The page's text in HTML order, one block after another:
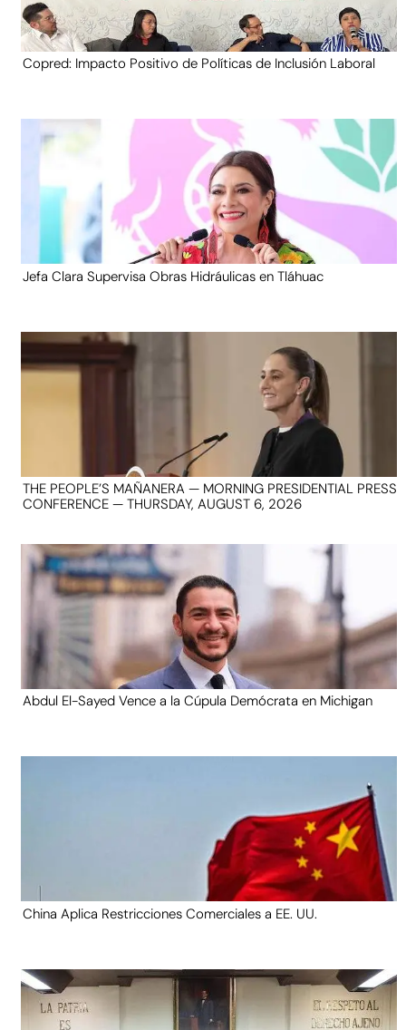
Copred: Impacto Positivo de Políticas de Inclusión Laboral
Jefa Clara Supervisa Obras Hidráulicas en Tláhuac
THE PEOPLE’S MAÑANERA — MORNING PRESIDENTIAL PRESS
CONFERENCE — THURSDAY, AUGUST 6, 2026
Abdul El-Sayed Vence a la Cúpula Demócrata en Michigan
China Aplica Restricciones Comerciales a EE. UU.